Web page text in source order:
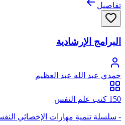
تفاصيل
البرامج الإرشادية
حمدي عبد الله عبد العظيم
150 كتب علم النفس
- سلسلة تنمية مهارات الإخصائي